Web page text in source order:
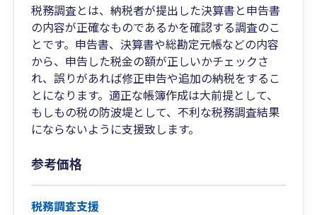
税務調査とは、納税者が提出した決算書と申告書
の内容が正確なものであるかを確認する調査のこ
とです。申告書、決算書や総勘定元帳などの内容
から、申告した税金の額が正しいかチェックさ
れ、誤りがあれば修正申告や追加の納税をするこ
とになります。適正な帳簿作成は大前提として、
もしもの税の防波堤として、不利な税務調査結果
にならないように支援致します。
参考価格
税務調査支援